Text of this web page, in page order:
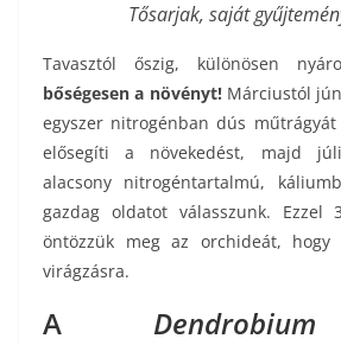
Tősarjak, saját
Tavasztól őszig, különösen
bőségesen a növényt!Márciustól
egyszer nitrogénban dús
elősegíti a növekedést, majd
alacsony nitrogéntartalmú,
gazdag oldatot válasszunk. Ezzel
öntözzük meg az orchideát, hogy
virágzásra.
A